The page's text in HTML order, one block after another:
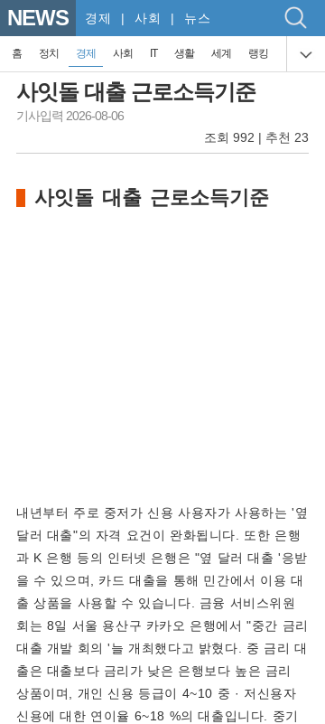
NEWS 경제 | 사회 | 뉴스
홈 정치 경제 사회 IT 생활 세계 랭킹
사잇돌 대출 근로소득기준
기사입력 2026-08-06
조회 992 | 추천 23
사잇돌 대출 근로소득기준
내년부터 주로 중저가 신용 사용자가 사용하는 '옆
달러 대출"의 자격 요건이 완화됩니다. 또한 은행
과 K 은행 등의 인터넷 은행은 "옆 달러 대출 '응받
을 수 있으며, 카드 대출을 통해 민간에서 이용 대
출 상품을 사용할 수 있습니다. 금융 서비스위원
회는 8일 서울 용산구 카카오 은행에서 "중간 금리
대출 개발 회의 '늘 개최했다고 밝혔다. 중 금리 대
출은 대출보다 금리가 낮은 은행보다 높은 금리
상품이며, 개인 신용 등급이 4~10 중 · 저신용자
신용에 대한 연이율 6~18 %의 대출입니다. 중기